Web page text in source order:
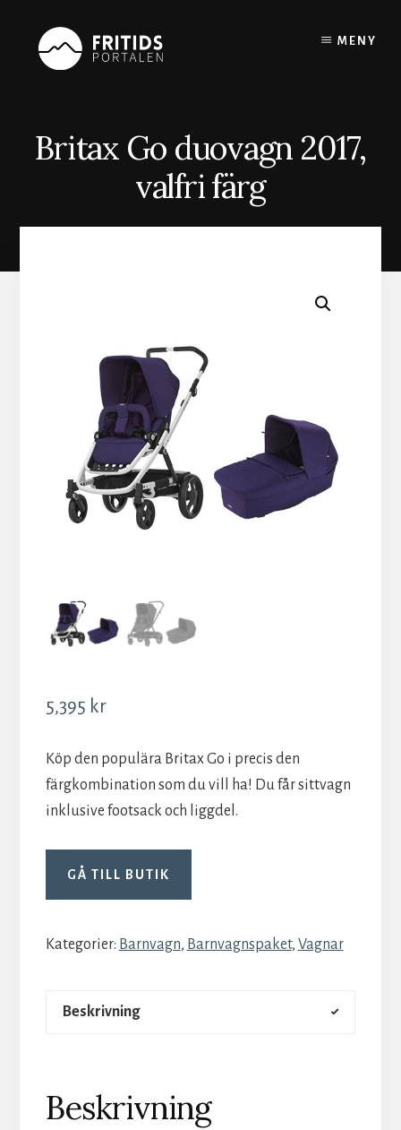
content
MENY
Britax Go duovagn 2017,
valfri färg
5,395 kr
Köp den populära Britax Go i precis den
färgkombination som du vill ha! Du får sittvagn
inklusive footsack och liggdel.
GÅ TILL BUTIK
Kategorier: Barnvagn, Barnvagnspaket, Vagnar
Beskrivning
Beskrivning